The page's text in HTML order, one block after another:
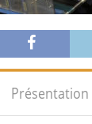
Présentation